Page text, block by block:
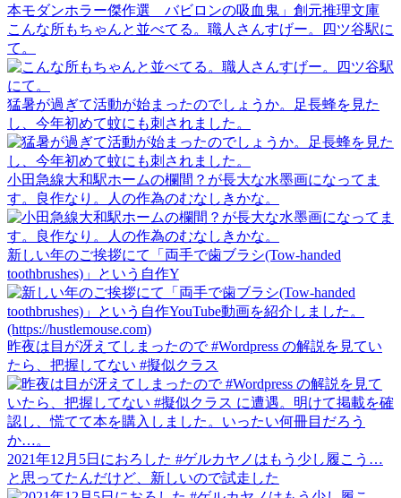
こんな所もちゃんと並べてる。職人さんすげー。四ツ谷駅に
て。
猛暑が過ぎて活動が始まったのでしょうか。足長蜂を見た
し、今年初めて蚊にも刺されました。
小田急線大和駅ホームの欄間？が長大な水墨画になってま
す。良作なり。人の作為のむなしきかな。
新しい年のご挨拶にて「両手で歯ブラシ(Tow-handed
toothbrushes)」という自作Y
昨夜は目が冴えてしまったので #Wordpress の解説を見てい
たら、把握してない #擬似クラス
2021年12月5日におろした #ゲルカヤノはもう少し履こう…
と思ってたんだけど、新しいので試走した